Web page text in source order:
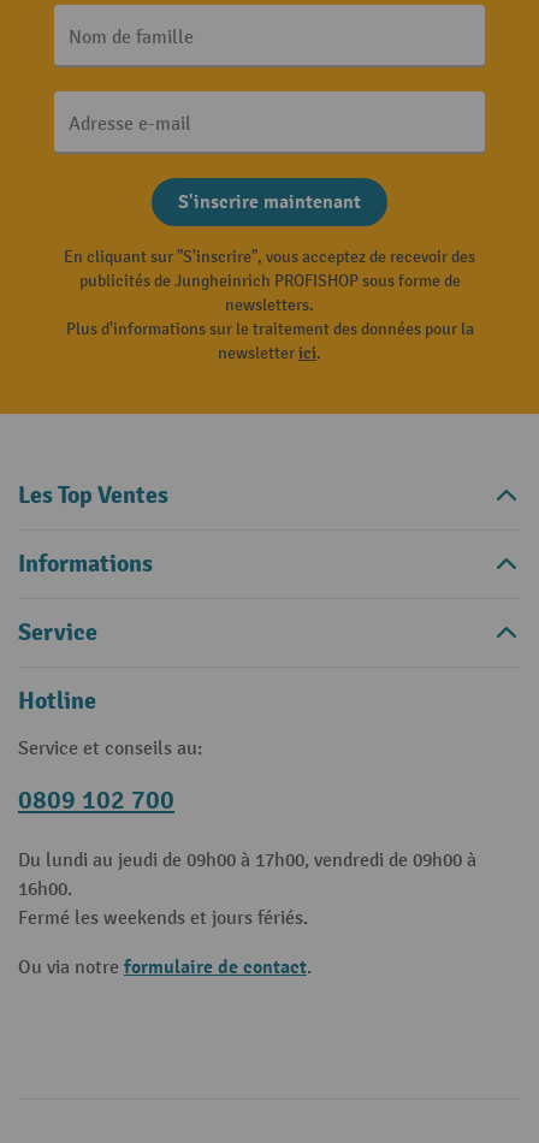
Nom de famille
Adresse e-mail
S'inscrire maintenant
En cliquant sur "S'inscrire", vous acceptez de recevoir des
publicités de Jungheinrich PROFISHOP sous forme de
newsletters.
Plus d'informations sur le traitement des données pour la
newsletterici.
Les Top Ventes
Informations
Service
Hotline
Service et conseils au:
0809 102 700
Du lundi au jeudi de 09h00 à 17h00, vendredi de 09h00 à
16h00.
Fermé les weekends et jours fériés.
Ou via notre formulaire de contact.